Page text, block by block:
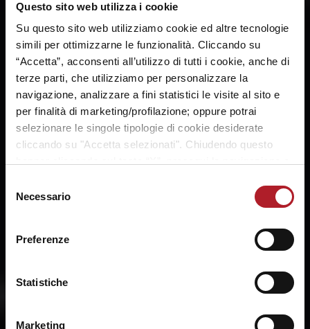
Questo sito web utilizza i cookie
Su questo sito web utilizziamo cookie ed altre tecnologie
simili per ottimizzarne le funzionalità. Cliccando su
“Accetta”, acconsenti all’utilizzo di tutti i cookie, anche di
terze parti, che utilizziamo per personalizzare la
navigazione, analizzare a fini statistici le visite al sito e
per finalità di marketing/profilazione; oppure potrai
selezionare le singole tipologie di cookie desiderate
cliccando su "Accetta selezionati". Chiudendo questo
fruizione del sito. Potrai modificare le tue preferenze in
ogni momento mediante il link “Impostazione dei cookie”
a fine pagina. Per ulteriori informazioni ti invitiamo a
prendere visione della
delNecessario
Preferenze
Statistiche
Marketing
09
DIC
2026
9° - REGULAR SEASON
20:00
UMANA REYER
VENEZIA
:
U-BT CLUJ-
NAPOCA
13
BETA RICAMBI ARENA PALAMANGANO,
LONGOBARDI
UMANA REYER